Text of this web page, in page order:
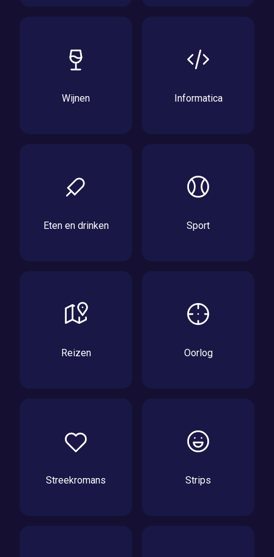
Wijnen Informatica
Eten en drinken Sport
Reizen Oorlog
Streekromans Strips